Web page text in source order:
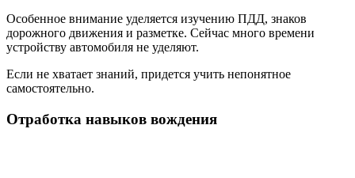
Особенное внимание уделяется изучению ПДД, знаков
дорожного движения и разметке. Сейчас много времени
устройству автомобиля не уделяют.
Если не хватает знаний, придется учить непонятное
самостоятельно.
Отработка навыков вождения